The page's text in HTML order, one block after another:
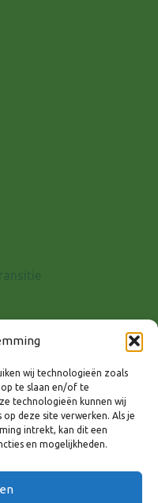
wij technologieën zoals
te slaan en/of te
technologieën kunnen wij
deze site verwerken. Als je
intrekt, kan dit een
en mogelijkheden.